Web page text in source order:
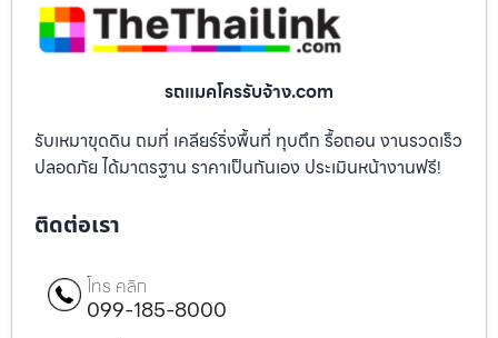
รถแมคโครรับจ้าง.com
รับเหมาขุดดิน ถมที่ เคลียร์ริ่งพื้นที่ ทุบตึก รื้อถอน งานรวดเร็ว
ปลอดภัย ได้มาตรฐาน ราคาเป็นกันเอง ประเมินหน้างานฟรี!
ติดต่อเรา
โทร คลิก
099-185-8000